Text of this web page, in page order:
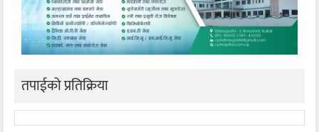
तपाईको प्रतिक्रिया